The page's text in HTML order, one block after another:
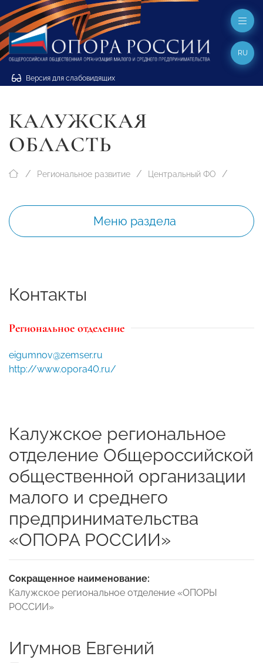
Версия для слабовидящих
RU
КАЛУЖСКАЯ
ОБЛАСТЬ
Региональное развитие Центральный ФО
Меню раздела
Контакты
Региональное отделение
eigumnov@zemser.ru
http://www.opora40.ru/
Калужское региональное
отделение Общероссийской
общественной организации
малого и среднего
предпринимательства
«ОПОРА РОССИИ»
Сокращенное наименование:
Калужское региональное отделение «ОПОРЫ
РОССИИ»
Игумнов Евгений